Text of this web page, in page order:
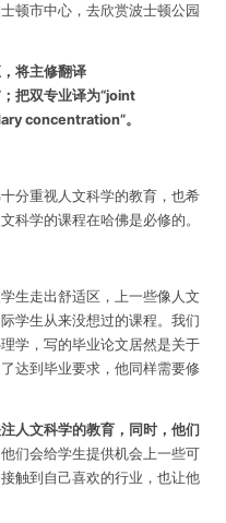
顿市中心，去欣赏波士顿公园
将主修翻译
把双专业译为“joint
concentration”。
分重视人文科学的教育，也希
科学的课程在哈佛是必修的。
生走出舒适区，上一些像人文
学生从来没想过的课程。我们
学，写的毕业论文居然是关于
达到毕业要求，他同样需要修
人文科学的教育，同时，他们
们会给学生提供机会上一些可
触到自己喜欢的行业，也让他